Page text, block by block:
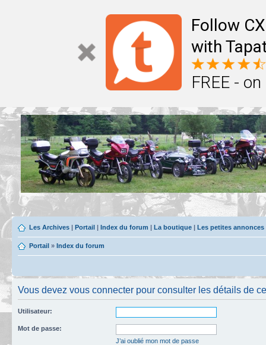
Follow
with
FREE -
Les Archives | Portail | Index du forum | La boutique | Les petites
Portail » Index du forum
Vous devez vous connecter pour consulter les détails de
Utilisateur:
Mot de passe:
J’ai oublié mon mot de passe